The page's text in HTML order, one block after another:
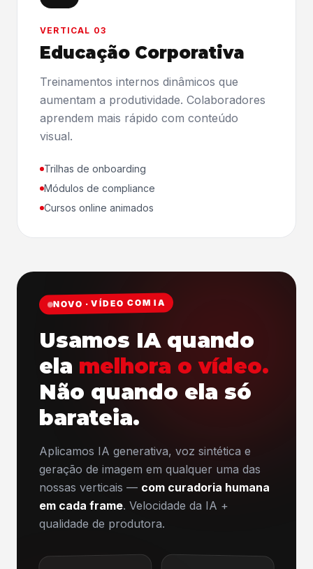
VERTICAL 03
Educação Corporativa
Treinamentos internos dinâmicos que
aumentam a produtividade. Colaboradores
aprendem mais rápido com conteúdo
visual.
Trilhas de onboarding
Módulos de compliance
Cursos online animados
NOVO · VÍDEO COM IA
Usamos IA quando
ela melhora o vídeo.
Não quando ela só
barateia.
Aplicamos IA generativa, voz sintética e
geração de imagem em qualquer uma das
nossas verticais — com curadoria humana
em cada frame. Velocidade da IA +
qualidade de produtora.